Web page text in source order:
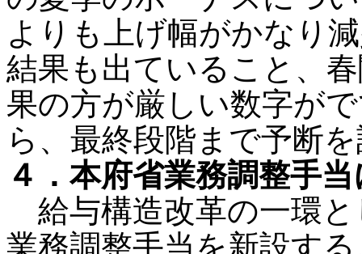
よりも上げ幅がかなり
結果も出ていること、
果の方が厳しい数字が
ら、最終段階まで予断
４．本府省業務調整手
給与構造改革の一環と
業務調整手当を新設す